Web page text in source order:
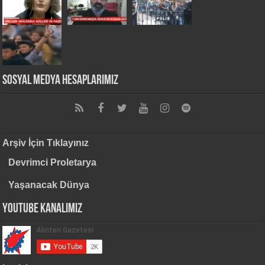
Sosyal Medya Hesaplarımız
Arşiv İçin Tıklayınız
Devrimci Proletarya
Yaşanacak Dünya
Youtube Kanalımız